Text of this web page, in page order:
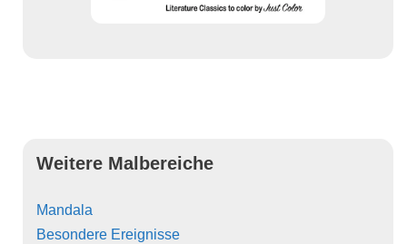
Weitere Malbereiche
Mandala
Besondere Ereignisse